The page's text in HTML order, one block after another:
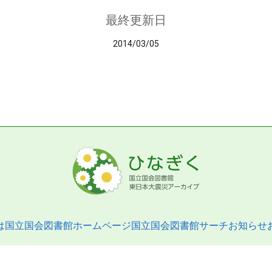
最終更新日
2014/03/05
国立国会図書館ホームページ国立国会図書館サーチお知らせ